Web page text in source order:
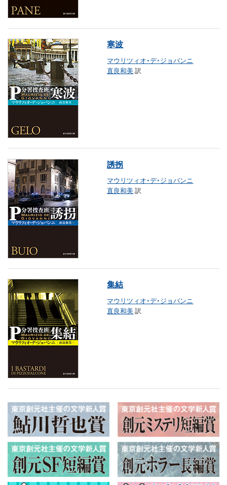
寒波
マウリツィオ・デ・ジョバンニ
直良和美訳
誘拐
マウリツィオ・デ・ジョバンニ
直良和美訳
集結
マウリツィオ・デ・ジョバンニ
直良和美訳